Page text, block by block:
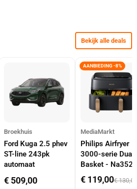
Bekijk alle deals
Broekhuis
Ford Kuga 2.5 phev
ST-line 243pk
automaat
€ 509,00
AANBIEDING -8%
MediaMarkt
Philips Airfryer
3000-serie Dual
Basket -
Dubbele Mand 9
Tot 6 Personen
€ 119,00€ 130,00